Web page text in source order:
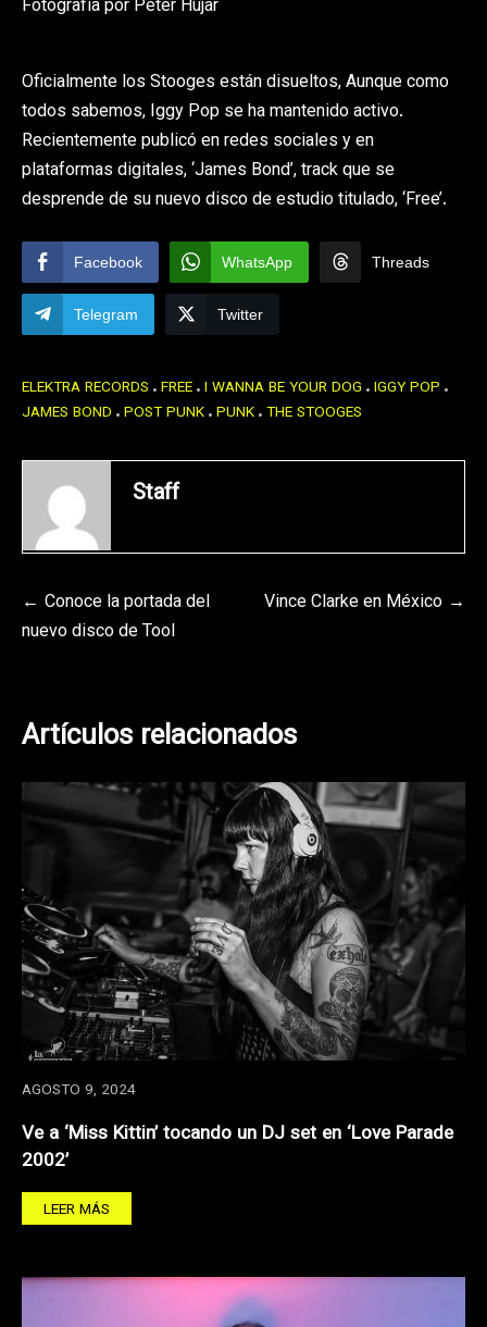
Fotografía por Peter Hujar
Oficialmente los Stooges están disueltos, Aunque como
todos sabemos, Iggy Pop se ha mantenido activo.
Recientemente publicó en redes sociales y en
plataformas digitales, ‘James Bond’, track que se
desprende de su nuevo disco de estudio titulado, ‘Free’.
Facebook WhatsApp Threads
Telegram Twitter
ELEKTRA RECORDS FREE I WANNA BE YOUR DOG IGGY POP
JAMES BOND POST PUNK PUNK THE STOOGES
Staff
Navegación
de
Conoce la portada del
nuevo disco de Tool
Vince Clarke en México
Artículos relacionados
AGOSTO 9, 2024
Ve a ‘Miss Kittin’ tocando un DJ set en ‘Love Parade
2002’
LEER MÁS